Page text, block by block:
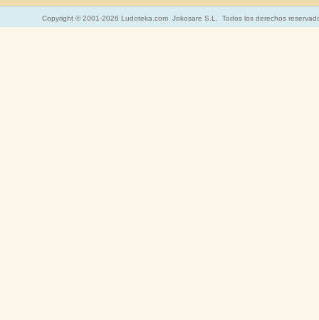
Copyright © 2001-2026 Ludoteka.com Jokosare S.L. Todos los derechos